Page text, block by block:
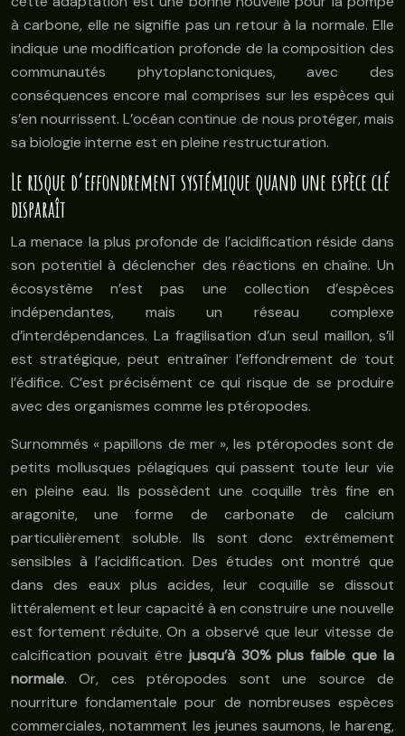
à carbone, elle ne signifie pas un retour à la normale. Elle
indique une modification profonde de la composition des
communautés phytoplanctoniques, avec des
conséquences encore mal comprises sur les espèces qui
s’en nourrissent. L’océan continue de nous protéger, mais
sa biologie interne est en pleine restructuration.
Le risque d’effondrement systémique quand une espèce clé
disparaît
La menace la plus profonde de l’acidification réside dans
son potentiel à déclencher des réactions en chaîne. Un
écosystème n’est pas une collection d’espèces
indépendantes, mais un réseau complexe
d’interdépendances. La fragilisation d’un seul maillon, s’il
est stratégique, peut entraîner l’effondrement de tout
l’édifice. C’est précisément ce qui risque de se produire
avec des organismes comme les ptéropodes.
Surnommés « papillons de mer », les ptéropodes sont de
petits mollusques pélagiques qui passent toute leur vie
en pleine eau. Ils possèdent une coquille très fine en
aragonite, une forme de carbonate de calcium
particulièrement soluble. Ils sont donc extrêmement
sensibles à l’acidification. Des études ont montré que
dans des eaux plus acides, leur coquille se dissout
littéralement et leur capacité à en construire une nouvelle
est fortement réduite. On a observé que leur vitesse de
calcification pouvait être jusqu’à 30% plus faible que la
normale. Or, ces ptéropodes sont une source de
nourriture fondamentale pour de nombreuses espèces
commerciales, notamment les jeunes saumons, le hareng,